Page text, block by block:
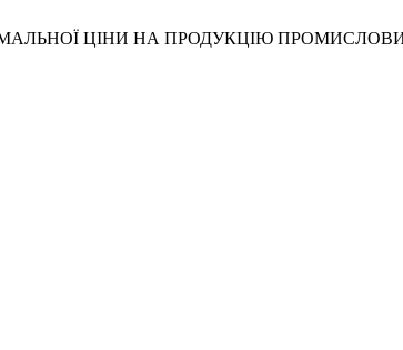
ЦІНИ НА ПРОДУКЦІЮ ПРОМИСЛОВИХ